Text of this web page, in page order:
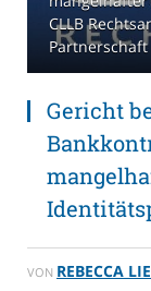
CLLB
Partnerschaft
Gericht
VON REBECCA